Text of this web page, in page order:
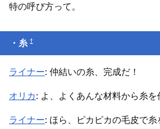
特の呼び方って。
・糸†
ライナー: 仲結いの糸、完成だ！
オリカ: よ、よくあんな材料から糸を
ライナー: ほら、ピカピカの毛皮で糸